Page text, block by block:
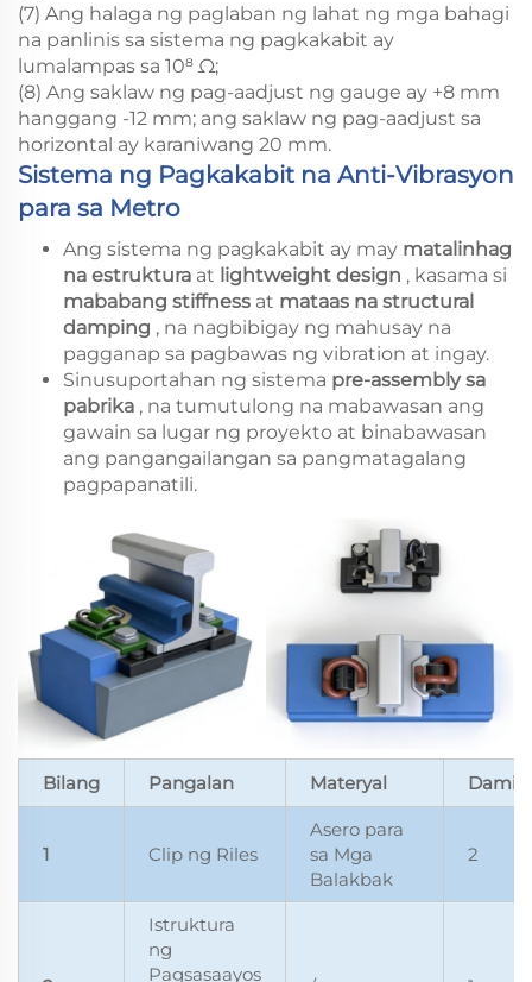
(7) Ang halaga ng paglaban ng lahat ng mga bahagi
na panlinis sa sistema ng pagkakabit ay
lumalampas sa 10⁸ Ω;
(8) Ang saklaw ng pag-aadjust ng gauge ay +8 mm
hanggang -12 mm; ang saklaw ng pag-aadjust sa
horizontal ay karaniwang 20 mm.
Sistema ng Pagkakabit na Anti-Vibrasyon
para sa Metro
Ang sistema ng pagkakabit ay may matalinhag
na estruktura at lightweight design , kasama si
mababang stiffness at mataas na structural
damping , na nagbibigay ng mahusay na
pagganap sa pagbawas ng vibration at ingay.
Sinusuportahan ng sistema pre-assembly sa
pabrika , na tumutulong na mabawasan ang
gawain sa lugar ng proyekto at binabawasan
ang pangangailangan sa pangmatagalang
pagpapanatili.
Bilang Pangalan Materyal Dami
1 Clip ng Riles
Asero para
sa Mga
Balakbak
2
Istruktura
ng
Pagsasaayos